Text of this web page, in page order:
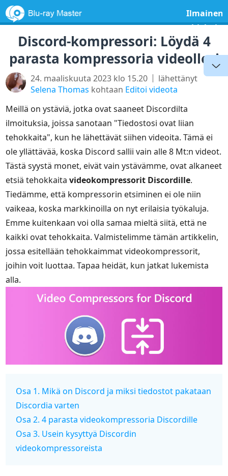
Ilmainen
Discord-kompressori: Löydä 4
parasta kompressoria videollesi
24. maaliskuuta 2023 klo 15.20
lähettänyt
Selena Thomas kohtaan Editoi videota
Meillä on ystäviä, jotka ovat saaneet Discordilta
ilmoituksia, joissa sanotaan "Tiedostosi ovat liian
tehokkaita", kun he lähettävät siihen videoita. Tämä ei
ole yllättävää, koska Discord sallii vain alle 8 Mt:n videot.
Tästä syystä monet, eivät vain ystävämme, ovat alkaneet
etsiä tehokkaitavideokompressorit Discordille.
Tiedämme, että kompressorin etsiminen ei ole niin
vaikeaa, koska markkinoilla on nyt erilaisia työkaluja.
Emme kuitenkaan voi olla samaa mieltä siitä, että ne
kaikki ovat tehokkaita. Valmistelimme tämän artikkelin,
jossa esitellään tehokkaimmat videokompressorit,
joihin voit luottaa. Tapaa heidät, kun jatkat lukemista
alla.
Osa 1. Mikä on Discord ja miksi tiedostot pakataan
Discordia varten
Osa 2. 4 parasta videokompressoria Discordille
Osa 3. Usein kysyttyä Discordin
videokompressoreista